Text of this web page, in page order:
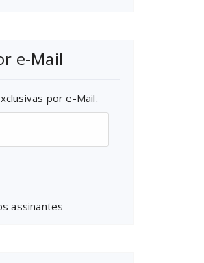
e-Mail
por e-Mail.
assinantes